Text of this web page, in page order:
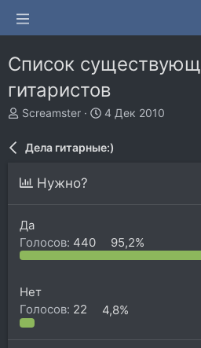
Список
гитаристов
А
о
т
е
ы
Screamster
Д
ч
4 Дек 2010
Дела гитарные:)
Нужно?
Да
Голосов: 440 95,2%
Нет
Голосов: 22 4,8%